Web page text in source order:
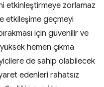
etkinleştirmeye zorlamaz
etkileşime geçmeyi
için güvenilir ve
hemen çıkma
de sahip olabilecek
edenleri rahatsız